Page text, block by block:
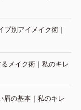
プ別アイメイク術｜
メイク術｜私のキレ
眉の基本｜私のキレ